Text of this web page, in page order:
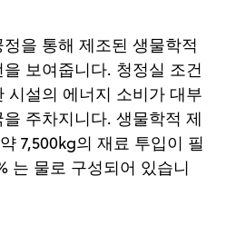
을 통해 제조된 생물학적
보여줍니다. 청정실 조건
시설의 에너지 소비가 대부
주차지니다. 생물학적 제
7,500kg의 재료 투입이 필
는 물로 구성되어 있습니